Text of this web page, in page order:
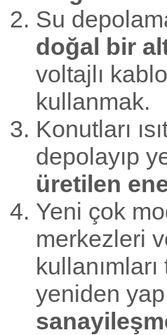
Su
doğal bir
voltajlı
kullanmak.
Konutları
depolayıp
üretilen
Yeni çok
merkezleri
yeniden